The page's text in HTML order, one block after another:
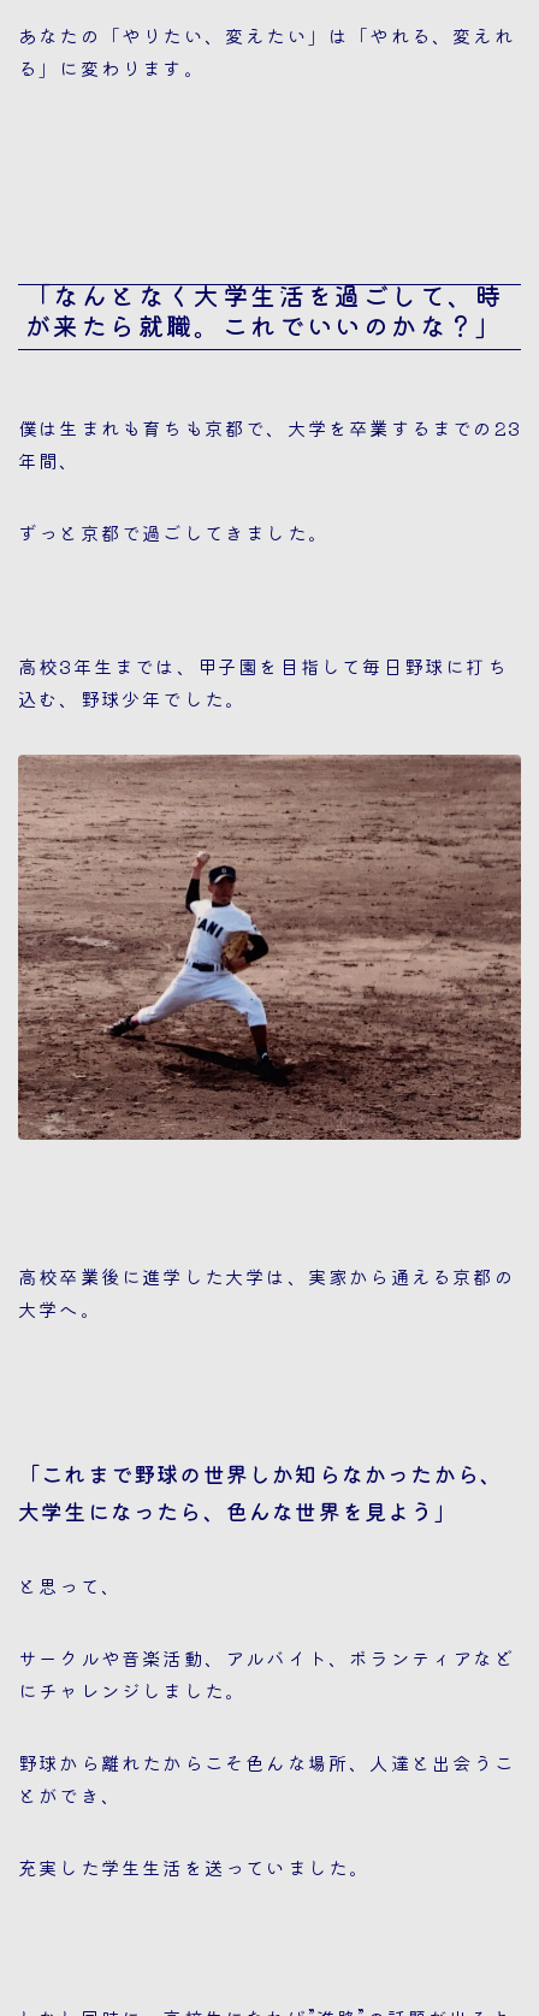
あなたの「やりたい、変えたい」は「やれる、変えれ
る」に変わります。
「なんとなく大学生活を過ごして、時
が来たら就職。これでいいのかな？」
僕は生まれも育ちも京都で、大学を卒業するまでの23
年間、
ずっと京都で過ごしてきました。
高校3年生までは、甲子園を目指して毎日野球に打ち
込む、野球少年でした。
高校卒業後に進学した大学は、実家から通える京都の
大学へ。
「これまで野球の世界しか知らなかったから、
大学生になったら、色んな世界を見よう」
と思って、
サークルや音楽活動、アルバイト、ボランティアなど
にチャレンジしました。
野球から離れたからこそ色んな場所、人達と出会うこ
とができ、
充実した学生生活を送っていました。